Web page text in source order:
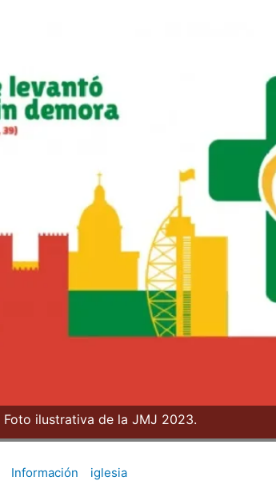
Foto ilustrativa de la JMJ 2023.
Información iglesia